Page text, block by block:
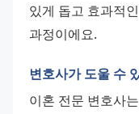
있게 돕고 효과적
과정이에요.
변호사가 도울 수
이혼 전문 변호사